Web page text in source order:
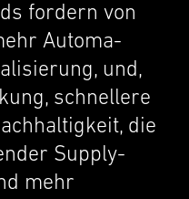
fordern von
Automa­
und,
schnellere
die
Supply-
mehr